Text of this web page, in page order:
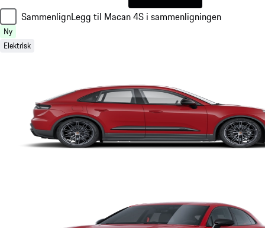
SammenlignLegg til Macan 4S i sammenligningen
Ny
Elektrisk